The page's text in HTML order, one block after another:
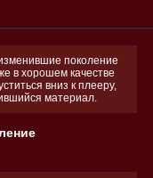
поколение
в хорошем качестве
вниз к плееру,
материал.